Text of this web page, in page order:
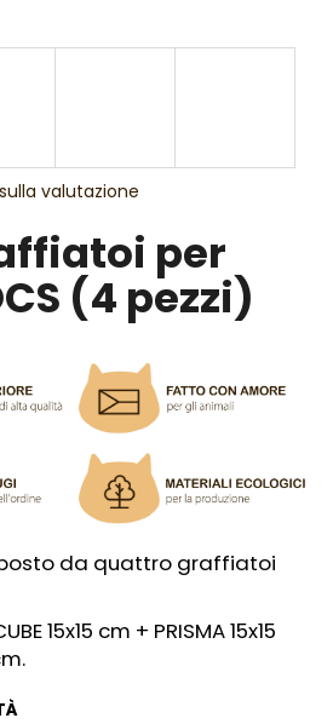
valutazione
per
(4 pezzi)
da quattro graffiatoi
15x15 cm + PRISMA 15x15
RICERCA